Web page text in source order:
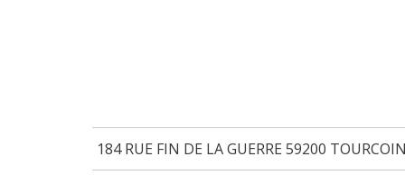
184 RUE FIN DE LA GUERRE 59200